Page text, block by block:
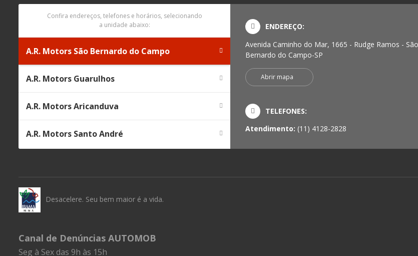
Confira endereços, telefones e horários, selecionando
a unidade abaixo:
A.R. Motors São Bernardo do Campo
A.R. Motors Guarulhos
A.R. Motors Aricanduva
A.R. Motors Santo André
ENDEREÇO:
Avenida Caminho do Mar, 1665 - Rudge Ramos - São
Bernardo do Campo-SP
Abrir mapa
TELEFONES:
Atendimento: (11) 4128-2828
Desacelere. Seu bem maior é a vida.
Canal de Denúncias AUTOMOB
Seg à Sex das 9h às 15h